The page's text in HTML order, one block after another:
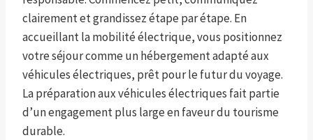
clairement et grandissez étape par étape. En
accueillant la mobilité électrique, vous positionnez
votre séjour comme un hébergement adapté aux
véhicules électriques, prêt pour le futur du voyage.
La préparation aux véhicules électriques fait partie
d’un engagement plus large en faveur du tourisme
durable.